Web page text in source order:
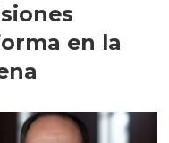
en la